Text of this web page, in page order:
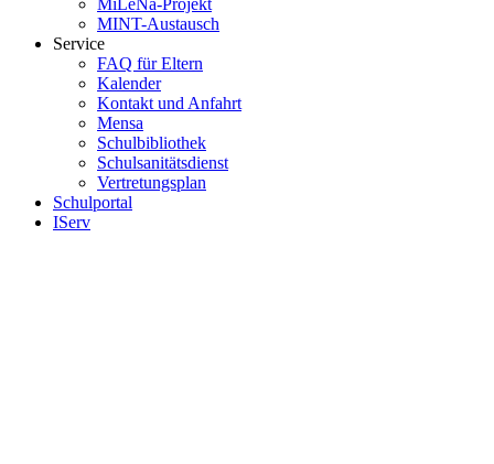
MiLeNa-Projekt
MINT-Austausch
Service
FAQ für Eltern
Kalender
Kontakt und Anfahrt
Mensa
Schulbibliothek
Schulsanitätsdienst
Vertretungsplan
Schulportal
IServ